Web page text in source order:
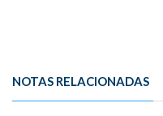
NOTAS RELACIONADAS